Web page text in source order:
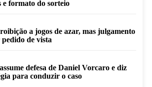
e formato do sorteio
a jogos de azar, mas julgamento
pedido de vista
defesa de Daniel Vorcaro e diz
para conduzir o caso